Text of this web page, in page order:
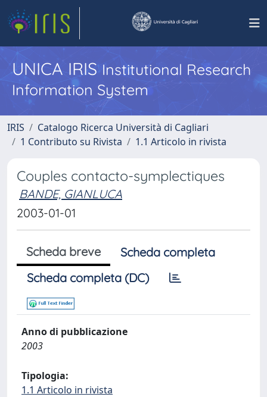
UNICA IRISInstitutional Research
Information System
IRIS
Catalogo Ricerca Università di Cagliari
1 Contributo su Rivista
1.1 Articolo in rivista
Couples contacto-symplectiques
BANDE, GIANLUCA
2003-01-01
Scheda breve
Scheda completa
Scheda completa (DC)
Anno di pubblicazione
2003
Tipologia:
1.1 Articolo in rivista